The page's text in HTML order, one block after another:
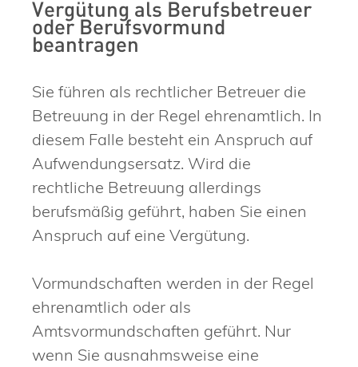
Vergütung als Berufsbetreuer
oder Berufsvormund
beantragen
Sie führen als rechtlicher Betreuer die
Betreuung in der Regel ehrenamtlich. In
diesem Falle besteht ein Anspruch auf
Aufwendungsersatz. Wird die
rechtliche Betreuung allerdings
berufsmäßig geführt, haben Sie einen
Anspruch auf eine Vergütung.
Vormundschaften werden in der Regel
ehrenamtlich oder als
Amtsvormundschaften geführt. Nur
wenn Sie ausnahmsweise eine